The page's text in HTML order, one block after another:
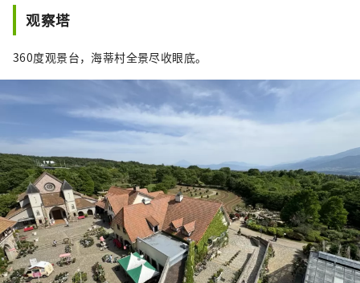
观察塔
360度观景台，海蒂村全景尽收眼底。